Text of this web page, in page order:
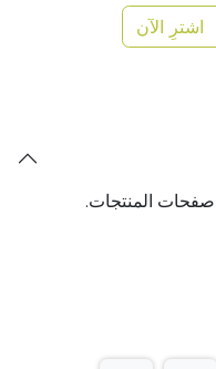
اشترِ الآن
المنتجات.